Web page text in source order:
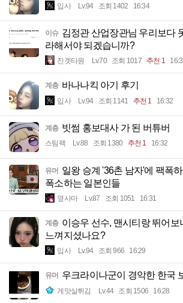
입사 Lv.94 조회 1402 16:34
이슈 김정관 산업장관님 우리보다
라해서야 되겠습니까?
진겟타원 Lv.70 조회 1017 추천 1
계층 바나나킥 아기 후기
입사 Lv.94 조회 1141 추천 1 16:32
계층 빗썸 홍보대사 가 된 버튜버
스팀팩 Lv.88 조회 1380 추천 1 16:32
유머 일왕 승계 '36촌 남자'에 팩폭
폭소하는 일본인들
옆사마 Lv.87 조회 1051 16:31
계층 이승우 선수, 맨시티랑 뛰어보
느껴지셨나요?
입사 Lv.94 조회 966 16:29
유머 우크라이나군이 경악한 한국
게맛살튀김 Lv.44 조회 1506 16:28